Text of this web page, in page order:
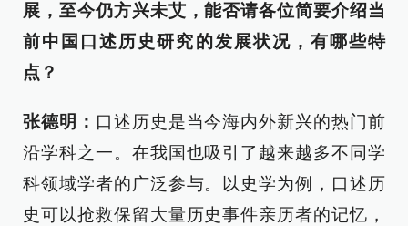
展，至今仍方兴未艾，能否请各位简要介绍当
前中国口述历史研究的发展状况，有哪些特
点？
张德明： 口述历史是当今海内外新兴的热门前
沿学科之一。在我国也吸引了越来越多不同学
科领域学者的广泛参与。以史学为例，口述历
史可以抢救保留大量历史事件亲历者的记忆，